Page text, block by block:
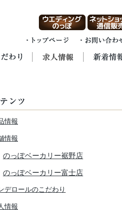
情報
情報
のっぽベーカリー裾野店
のっぽベーカリー富士店
デロールのこだわり
情報